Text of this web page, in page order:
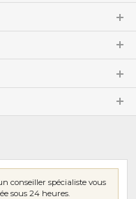
conseiller spécialiste vous
sous 24 heures.